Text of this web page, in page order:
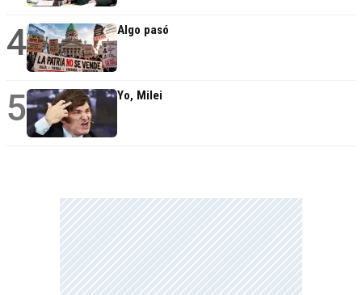
4 Algo pasó
5 Yo, Milei